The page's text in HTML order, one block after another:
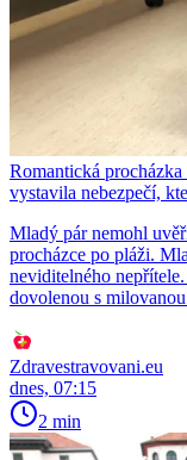
Romantická
vystavila nebezpečí,
Mladý pár nemohl
procházce po pláži.
neviditelného
dovolenou s
Zdravestravovani.eu
dnes, 07:15
2 min